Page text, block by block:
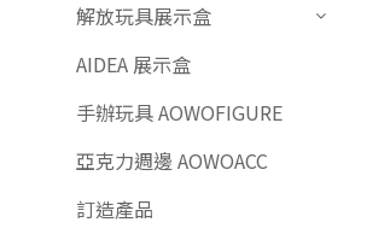
解放玩具展示盒
AIDEA 展示盒
手辦玩具 AOWOFIGURE
亞克力週邊 AOWOACC
訂造產品